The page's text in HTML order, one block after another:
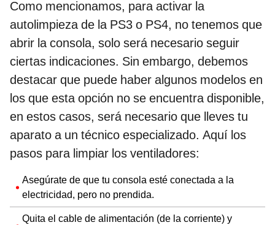
Como mencionamos, para activar la
autolimpieza de la PS3 o PS4, no tenemos que
abrir la consola, solo será necesario seguir
ciertas indicaciones. Sin embargo, debemos
destacar que puede haber algunos modelos en
los que esta opción no se encuentra disponible,
en estos casos, será necesario que lleves tu
aparato a un técnico especializado. Aquí los
pasos para limpiar los ventiladores:
Asegúrate de que tu consola esté conectada a la
electricidad, pero no prendida.
Quita el cable de alimentación (de la corriente) y